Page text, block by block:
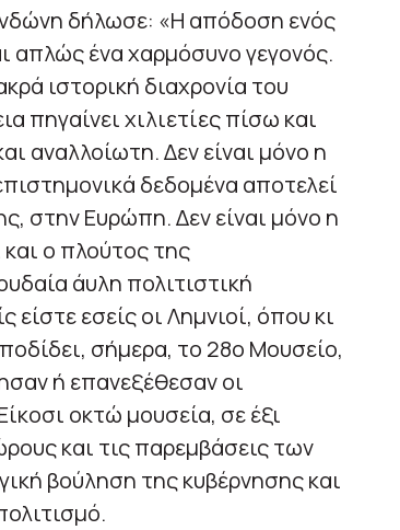
δήλωσε: «Η απόδοση ενός
απλώς ένα χαρμόσυνο γεγονός.
ιστορική διαχρονία του
πηγαίνει χιλιετίες πίσω και
αναλλοίωτη. Δεν είναι μόνο η
δεδομένα αποτελεί
στην Ευρώπη. Δεν είναι μόνο η
και ο πλούτος της
άυλη πολιτιστική
εσείς οι Λημνιοί, όπου κι
σήμερα, το 28ο Μουσείο,
ή επανεξέθεσαν οι
οκτώ μουσεία, σε έξι
και τις παρεμβάσεις των
βούληση της κυβέρνησης και